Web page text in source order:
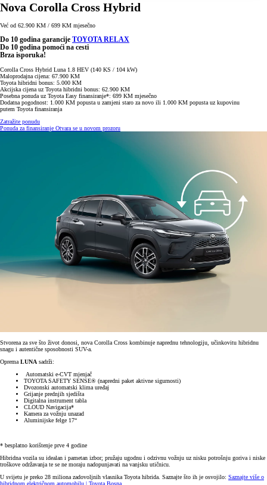
Nova Corolla Cross Hybrid
Već od 62.900 KM / 699 KM mjesečno
Do 10 godina garancije TOYOTA RELAX
Do 10 godina pomoći na cesti
Brza isporuka!
Corolla Cross Hybrid Luna 1.8 HEV (140 KS / 104 kW)
Maloprodajna cijena: 67.900 KM
Toyota hibridni bonus: 5.000 KM
Akcijska cijena uz Toyota hibridni bonus: 62.900 KM
Posebna ponuda uz Toyota Easy finansiranje*: 699 KM mjesečno
Dodatna pogodnost: 1.000 KM popusta u zamjeni staro za novo ili 1.000 KM popusta uz kupovinu
putem Toyota finansiranja
Zatražite ponudu
Ponuda za finansiranje Otvara se u novom prozoru
Stvorena za sve što život donosi, nova Corolla Cross kombinuje naprednu tehnologiju, učinkovitu hibridnu
snagu i autentične sposobnosti SUV-a.
Oprema LUNA sadrži:
Automatski e-CVT mjenjač
TOYOTA SAFETY SENSE® (napredni paket aktivne sigurnosti)
Dvozonski automatski klima uređaj
Grijanje prednjih sjedišta
Digitalna instrument tabla
CLOUD Navigacija*
Kamera za vožnju unazad
Aluminijske felge 17“
* besplatno korištenje prve 4 godine
Hibridna vozila su idealan i pametan izbor; pružaju ugodnu i odzivnu vožnju uz nisku potrošnju goriva i niske
troškove održavanja te se ne moraju nadopunjavati na vanjsku utičnicu.
U svijetu je preko 28 miliona zadovoljnih vlasnika Toyota hibrida. Saznajte što ih je osvojilo: Saznajte više o
hibridnom električnom automobilu | Toyota Bosna